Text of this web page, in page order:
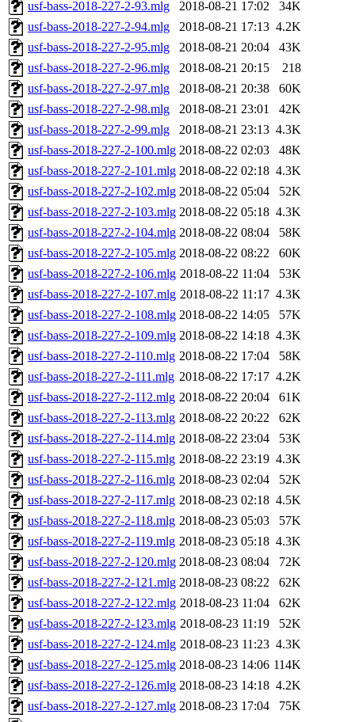
usf-bass-2018-227-2-93.mlg
2018-08-21 17:02
34K
usf-bass-2018-227-2-94.mlg
2018-08-21 17:13 4.2K
usf-bass-2018-227-2-95.mlg
2018-08-21 20:04
43K
usf-bass-2018-227-2-96.mlg
2018-08-21 20:15
218
usf-bass-2018-227-2-97.mlg
2018-08-21 20:38
60K
usf-bass-2018-227-2-98.mlg
2018-08-21 23:01
42K
usf-bass-2018-227-2-99.mlg
2018-08-21 23:13 4.3K
usf-bass-2018-227-2-100.mlg 2018-08-22 02:03
48K
usf-bass-2018-227-2-101.mlg 2018-08-22 02:18 4.3K
usf-bass-2018-227-2-102.mlg 2018-08-22 05:04
52K
usf-bass-2018-227-2-103.mlg 2018-08-22 05:18 4.3K
usf-bass-2018-227-2-104.mlg 2018-08-22 08:04
58K
usf-bass-2018-227-2-105.mlg 2018-08-22 08:22
60K
usf-bass-2018-227-2-106.mlg 2018-08-22 11:04
53K
usf-bass-2018-227-2-107.mlg 2018-08-22 11:17 4.3K
usf-bass-2018-227-2-108.mlg 2018-08-22 14:05
57K
usf-bass-2018-227-2-109.mlg 2018-08-22 14:18 4.3K
usf-bass-2018-227-2-110.mlg 2018-08-22 17:04
58K
usf-bass-2018-227-2-111.mlg 2018-08-22 17:17 4.2K
usf-bass-2018-227-2-112.mlg 2018-08-22 20:04
61K
usf-bass-2018-227-2-113.mlg 2018-08-22 20:22
62K
usf-bass-2018-227-2-114.mlg 2018-08-22 23:04
53K
usf-bass-2018-227-2-115.mlg 2018-08-22 23:19 4.3K
usf-bass-2018-227-2-116.mlg 2018-08-23 02:04
52K
usf-bass-2018-227-2-117.mlg 2018-08-23 02:18 4.5K
usf-bass-2018-227-2-118.mlg 2018-08-23 05:03
57K
usf-bass-2018-227-2-119.mlg 2018-08-23 05:18 4.3K
usf-bass-2018-227-2-120.mlg 2018-08-23 08:04
72K
usf-bass-2018-227-2-121.mlg 2018-08-23 08:22
62K
usf-bass-2018-227-2-122.mlg 2018-08-23 11:04
62K
usf-bass-2018-227-2-123.mlg 2018-08-23 11:19
52K
usf-bass-2018-227-2-124.mlg 2018-08-23 11:23 4.3K
usf-bass-2018-227-2-125.mlg 2018-08-23 14:06 114K
usf-bass-2018-227-2-126.mlg 2018-08-23 14:18 4.2K
usf-bass-2018-227-2-127.mlg 2018-08-23 17:04
75K